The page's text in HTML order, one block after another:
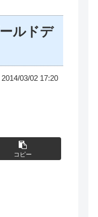
ルドデ
2014/03/02 17:20
コピー